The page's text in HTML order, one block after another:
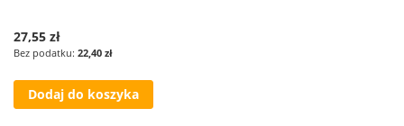
27,55 zł
22,40 zł
Dodaj do koszyka